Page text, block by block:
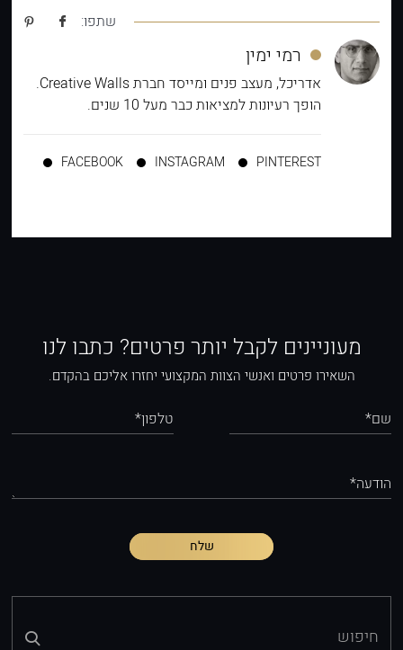
שתפו:
רמי ימין
אדריכל, מעצב פנים ומייסד חברת Creative Walls.
הופך רעיונות למציאות כבר מעל 10 שנים.
PINTEREST
INSTAGRAM
FACEBOOK
מעוניינים לקבל יותר פרטים? כתבו לנו
השאירו פרטים ואנשי הצוות המקצועי יחזרו אליכם בהקדם.
שם* טלפון*
הודעה*
שלח
חיפוש